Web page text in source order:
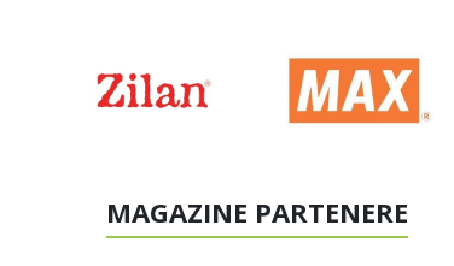
MAGAZINE PARTENERE